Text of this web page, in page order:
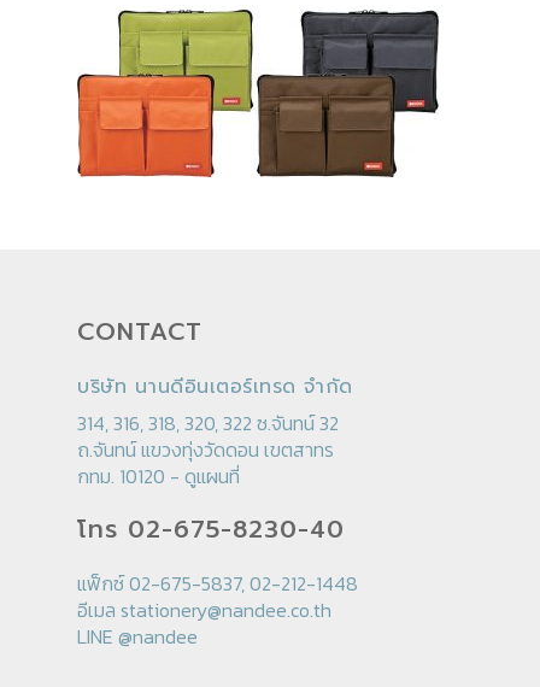
CONTACT
บริษัท นานดีอินเตอร์เทรด จำกัด
314, 316, 318, 320, 322 ซ.จันทน์ 32
ถ.จันทน์ แขวงทุ่งวัดดอน เขตสาทร
กทม. 10120 - ดูแผนที่
โทร 02-675-8230-40
แฟ็กซ์ 02-675-5837, 02-212-1448
อีเมล stationery@nandee.co.th
LINE @nandee